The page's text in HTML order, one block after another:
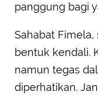
panggung bagi
Sahabat
bentuk kendali.
namun tegas
diperhatikan.